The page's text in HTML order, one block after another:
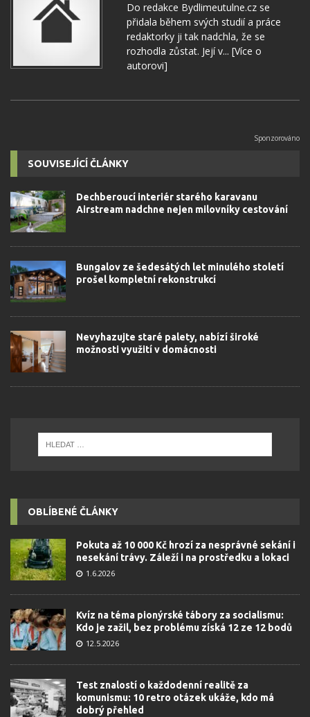
Do redakce Bydlimeutulne.cz se
přidala během svých studií a práce
redaktorky ji tak nadchla, že se
rozhodla zůstat. Její v... [Více o
autorovi]
SOUVISEJÍCÍ ČLÁNKY
Dechberoucí interiér starého karavanu
Airstream nadchne nejen milovníky cestování
Bungalov ze šedesátých let minulého století
prošel kompletní rekonstrukcí
Nevyhazujte staré palety, nabízí široké
možnosti využití v domácnosti
OBLÍBENÉ ČLÁNKY
Pokuta až 10 000 Kč hrozí za nesprávné sekání i
nesekání trávy. Záleží i na prostředku a lokaci
1.6.2026
Kvíz na téma pionýrské tábory za socialismu:
Kdo je zažil, bez problému získá 12 ze 12 bodů
12.5.2026
Test znalostí o každodenní realitě za
komunismu: 10 retro otázek ukáže, kdo má
dobrý přehled